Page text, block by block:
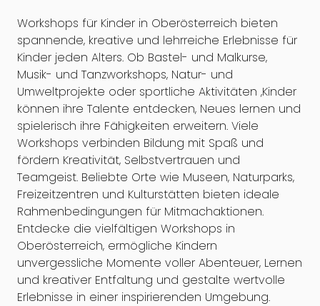
Workshops für Kinder in Oberösterreich bieten
spannende, kreative und lehrreiche Erlebnisse für
Kinder jeden Alters. Ob Bastel- und Malkurse,
Musik- und Tanzworkshops, Natur- und
Umweltprojekte oder sportliche Aktivitäten ,Kinder
können ihre Talente entdecken, Neues lernen und
spielerisch ihre Fähigkeiten erweitern. Viele
Workshops verbinden Bildung mit Spaß und
fördern Kreativität, Selbstvertrauen und
Teamgeist. Beliebte Orte wie Museen, Naturparks,
Freizeitzentren und Kulturstätten bieten ideale
Rahmenbedingungen für Mitmachaktionen.
Entdecke die vielfältigen Workshops in
Oberösterreich, ermögliche Kindern
unvergessliche Momente voller Abenteuer, Lernen
und kreativer Entfaltung und gestalte wertvolle
Erlebnisse in einer inspirierenden Umgebung.